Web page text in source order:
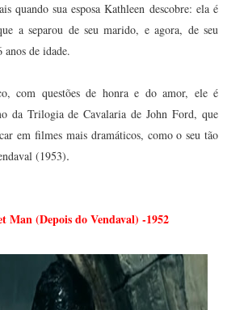
quando sua esposa Kathleen descobre: ela é
a separou de seu marido, e agora, de seu
de idade.
com questões de honra e do amor, ele é
da Trilogia de Cavalaria de John Ford, que
em filmes mais dramáticos, como o seu tão
(1953).
Man (Depois do Vendaval) -1952